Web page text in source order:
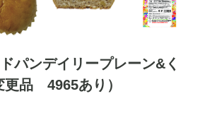
パンデイリープレーン&く
品 4965あり）